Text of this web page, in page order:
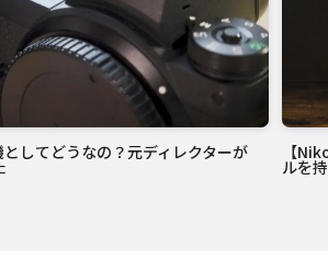
してどうなの？元ディレクターが 【
ルを